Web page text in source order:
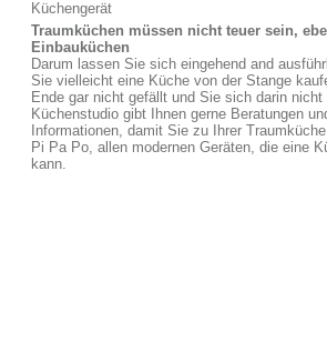
Küchengerät
Traumküchen müssen nicht teuer sein,
Einbauküchen
Darum lassen Sie sich eingehend and
Sie vielleicht eine Küche von der Stange
Ende gar nicht gefällt und Sie sich darin
Küchenstudio gibt Ihnen gerne Beratungen
Informationen, damit Sie zu Ihrer
Pi Pa Po, allen modernen Geräten, die eine
kann.